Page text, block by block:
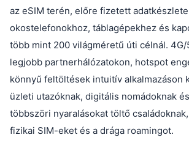
az eSIM terén, előre fizetett
okostelefonokhoz, táblagépekhez és
több mint 200 világméretű úti célnál.
legjobb partnerhálózatokon, hotspot
könnyű feltöltések intuitív alkalmazáson
üzleti utazóknak, digitális nomádoknak
többszöri nyaralásokat töltő
fizikai SIM-eket és a drága roamingot.